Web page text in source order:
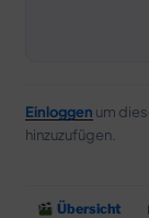
Einloggen um
hinzuzufügen.
Übersicht